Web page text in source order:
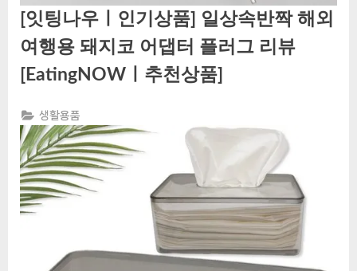
[잇팅나우ㅣ인기상품] 일상속반짝 해외
여행용 돼지코 어댑터 플러그 리뷰
[EatingNOWㅣ추천상품]
생활용품